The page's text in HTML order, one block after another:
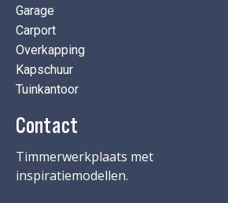
Garage
Carport
Overkapping
Kapschuur
Tuinkantoor
Contact
Timmerwerkplaats met
inspiratiemodellen.